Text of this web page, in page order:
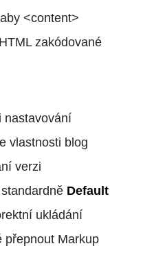
<content>
zakódované
nastavování
vlastnosti blog
verzi
Default
ukládání
přepnout Markup